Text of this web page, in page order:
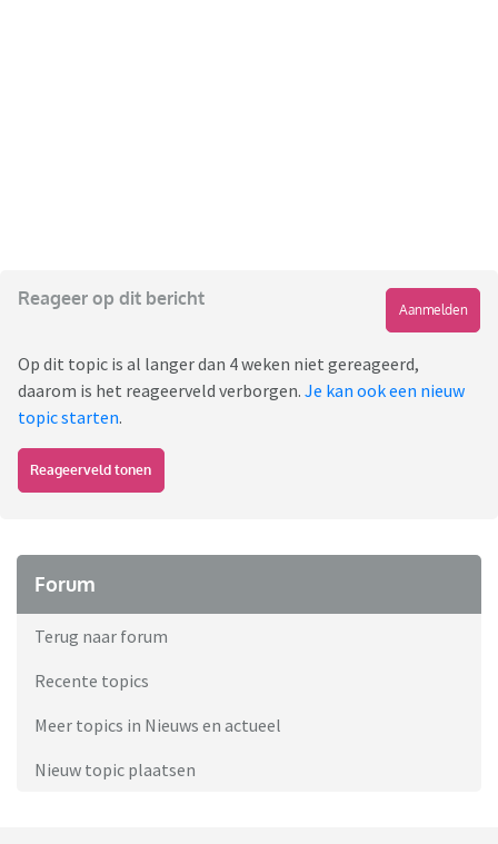
Reageer op dit bericht
Aanmelden
Op dit topic is al langer dan 4 weken niet gereageerd,
daarom is het reageerveld verborgen. Je kan ook een nieuw
topic starten.
Reageerveld tonen
Forum
Terug naar forum
Recente topics
Meer topics in Nieuws en actueel
Nieuw topic plaatsen